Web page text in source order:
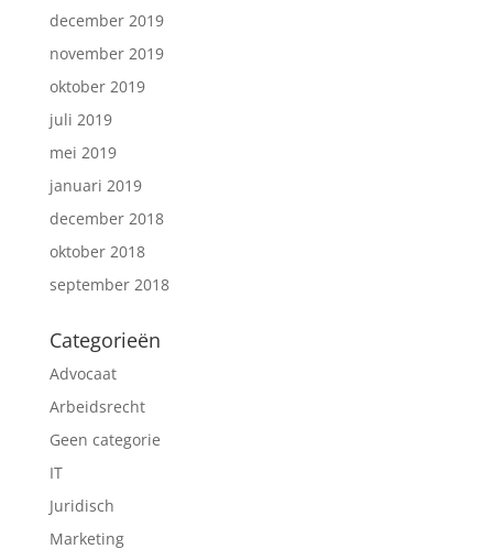
december 2019
november 2019
oktober 2019
juli 2019
mei 2019
januari 2019
december 2018
oktober 2018
september 2018
Categorieën
Advocaat
Arbeidsrecht
Geen categorie
IT
Juridisch
Marketing